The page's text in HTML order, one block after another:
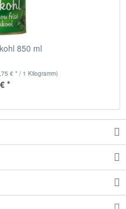
850 ml
€ * / 1 Kilogramm)
*